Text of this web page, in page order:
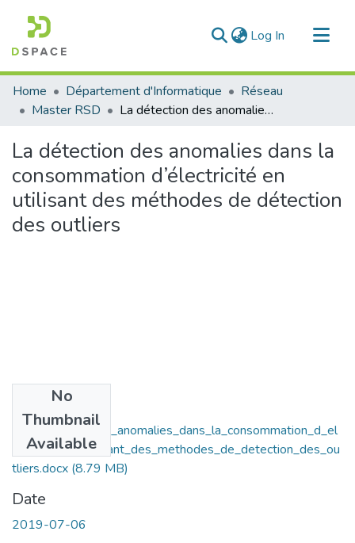
Log In (current)
Communities & Collections
All of DSpace
Home Département d'Informatique
Réseau
Master RSD
La détection des anomalies dans la consommation d’électricité en utilisant des méthodes de détection des outliers
La détection des anomalies dans la
consommation d’électricité en
utilisant des méthodes de détection
des outliers
No
Thumbnail
Available
La_detection_des_anomalies_dans_la_consommation_d_el
ectricite_en_utilisant_des_methodes_de_detection_des_ou
tliers.docx (8.79 MB)
Date
2019-07-06